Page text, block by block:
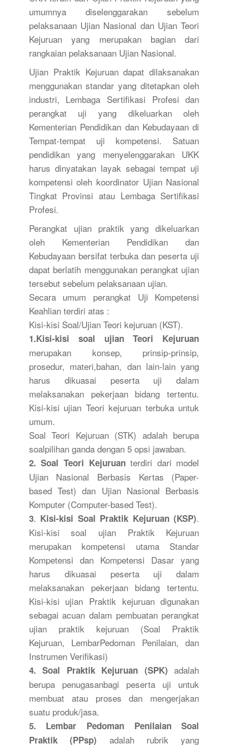
umumnya diselenggarakan sebelum
pelaksanaan Ujian Nasional dan Ujian Teori
Kejuruan yang merupakan bagian dari
rangkaian pelaksanaan Ujian Nasional.
Ujian Praktik Kejuruan dapat dilaksanakan
menggunakan standar yang ditetapkan oleh
industri, Lembaga Sertifikasi Profesi dan
perangkat uji yang dikeluarkan oleh
Kementerian Pendidikan dan Kebudayaan di
Tempat-tempat uji kompetensi. Satuan
pendidikan yang menyelenggarakan UKK
harus dinyatakan layak sebagai tempat uji
kompetensi oleh koordinator Ujian Nasional
Tingkat Provinsi atau Lembaga Sertifikasi
Profesi.
Perangkat ujian praktik yang dikeluarkan
oleh Kementerian Pendidikan dan
Kebudayaan bersifat terbuka dan peserta uji
dapat berlatih menggunakan perangkat ujian
tersebut sebelum pelaksanaan ujian.
Secara umum perangkat Uji Kompetensi
Keahlian terdiri atas :
Kisi-kisi Soal/Ujian Teori kejuruan (KST).
1.Kisi-kisi soal ujian Teori Kejuruan
merupakan konsep, prinsip-prinsip,
prosedur, materi,bahan, dan lain-lain yang
harus dikuasai peserta uji dalam
melaksanakan pekerjaan bidang tertentu.
Kisi-kisi ujian Teori kejuruan terbuka untuk
umum.
Soal Teori Kejuruan (STK) adalah berupa
soalpilihan ganda dengan 5 opsi jawaban.
2. Soal Teori Kejuruanterdiri dari model
Ujian Nasional Berbasis Kertas (Paper-
based Test) dan Ujian Nasional Berbasis
Komputer (Computer-based Test).
3. Kisi-kisi Soal Praktik Kejuruan (KSP).
Kisi-kisi soal ujian Praktik Kejuruan
merupakan kompetensi utama Standar
Kompetensi dan Kompetensi Dasar yang
harus dikuasai peserta uji dalam
melaksanakan pekerjaan bidang tertentu.
Kisi-kisi ujian Praktik kejuruan digunakan
sebagai acuan dalam pembuatan perangkat
ujian praktik kejuruan (Soal Praktik
Kejuruan, LembarPedoman Penilaian, dan
Instrumen Verifikasi)
4. Soal Praktik Kejuruan (SPK) adalah
berupa penugasanbagi peserta uji untuk
membuat atau proses dan mengerjakan
suatu produk/jasa.
5. Lembar Pedoman Penilaian Soal
Praktik (PPsp) adalah rubrik yang